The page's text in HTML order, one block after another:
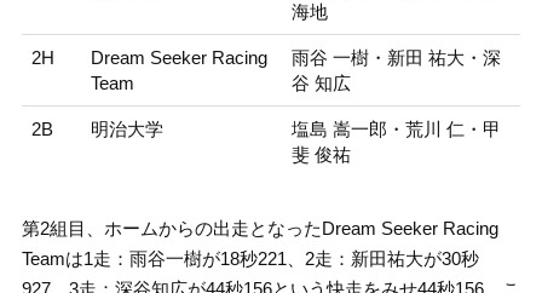
海地
2H
Dream Seeker Racing
Team
雨谷 一樹・新田 祐大・深
谷 知広
2B 明治大学
塩島 嵩一郎・荒川 仁・甲
斐 俊祐
第2組目、ホームからの出走となったDream Seeker Racing
Teamは1走：雨谷一樹が18秒221、2走：新田祐大が30秒